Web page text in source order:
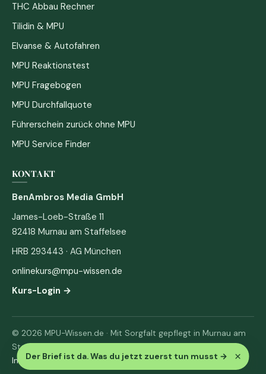
Der Brief ist da. Was du jetzt zuerst tun musst → ×
THC Abbau Rechner
Tilidin & MPU
Elvanse & Autofahren
MPU Reaktionstest
MPU Fragebogen
MPU Durchfallquote
Führerschein zurück ohne MPU
MPU Service Finder
KONTAKT
BenAmbros Media GmbH
James-Loeb-Straße 11
82418 Murnau am Staffelsee
HRB 293443 · AG München
onlinekurs@mpu-wissen.de
Kurs-Login →
© 2026 MPU-Wissen.de · Mit Sorgfalt gepflegt in Murnau am
Staffelsee
Impressum· Datenschutz & AGB